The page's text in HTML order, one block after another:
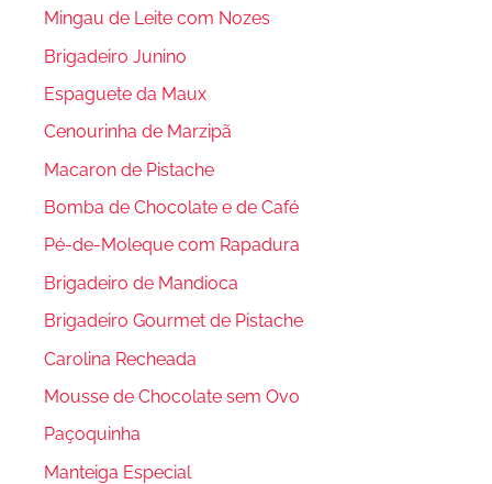
Mingau de Leite com Nozes
Brigadeiro Junino
Espaguete da Maux
Cenourinha de Marzipã
Macaron de Pistache
Bomba de Chocolate e de Café
Pé-de-Moleque com Rapadura
Brigadeiro de Mandioca
Brigadeiro Gourmet de Pistache
Carolina Recheada
Mousse de Chocolate sem Ovo
Paçoquinha
Manteiga Especial